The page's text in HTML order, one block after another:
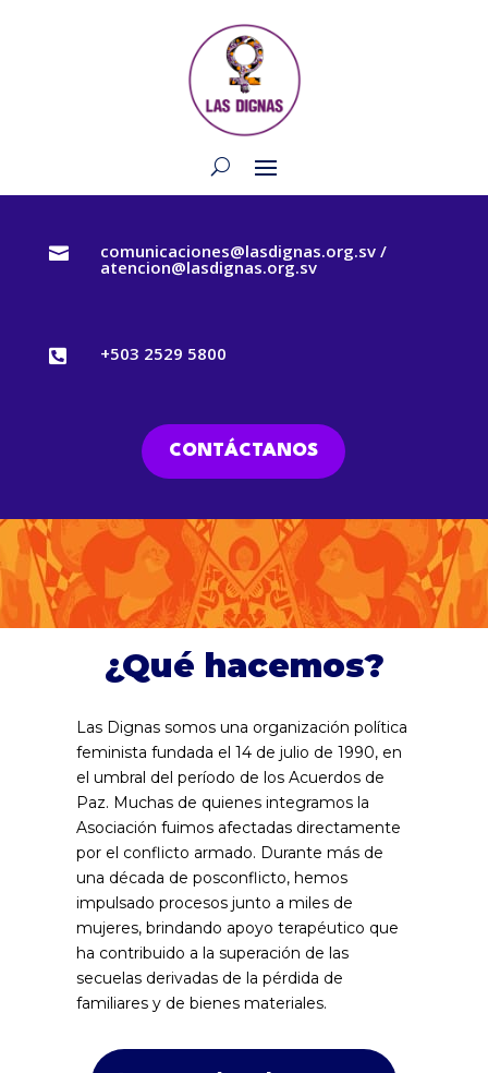
 comunicaciones@lasdignas.org.sv /
atencion@lasdignas.org.sv
 +503 2529 5800
CONTÁCTANOS
¿Qué hacemos?
Las Dignas somos una organización política
feminista fundada el 14 de julio de 1990, en
el umbral del período de los Acuerdos de
Paz. Muchas de quienes integramos la
Asociación fuimos afectadas directamente
por el conflicto armado. Durante más de
una década de posconflicto, hemos
impulsado procesos junto a miles de
mujeres, brindando apoyo terapéutico que
ha contribuido a la superación de las
secuelas derivadas de la pérdida de
familiares y de bienes materiales.